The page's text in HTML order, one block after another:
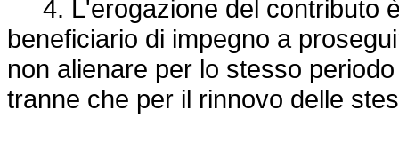
4. L'erogazione del contributo
beneficiario di impegno a
non alienare per lo stesso
tranne che per il rinnovo delle